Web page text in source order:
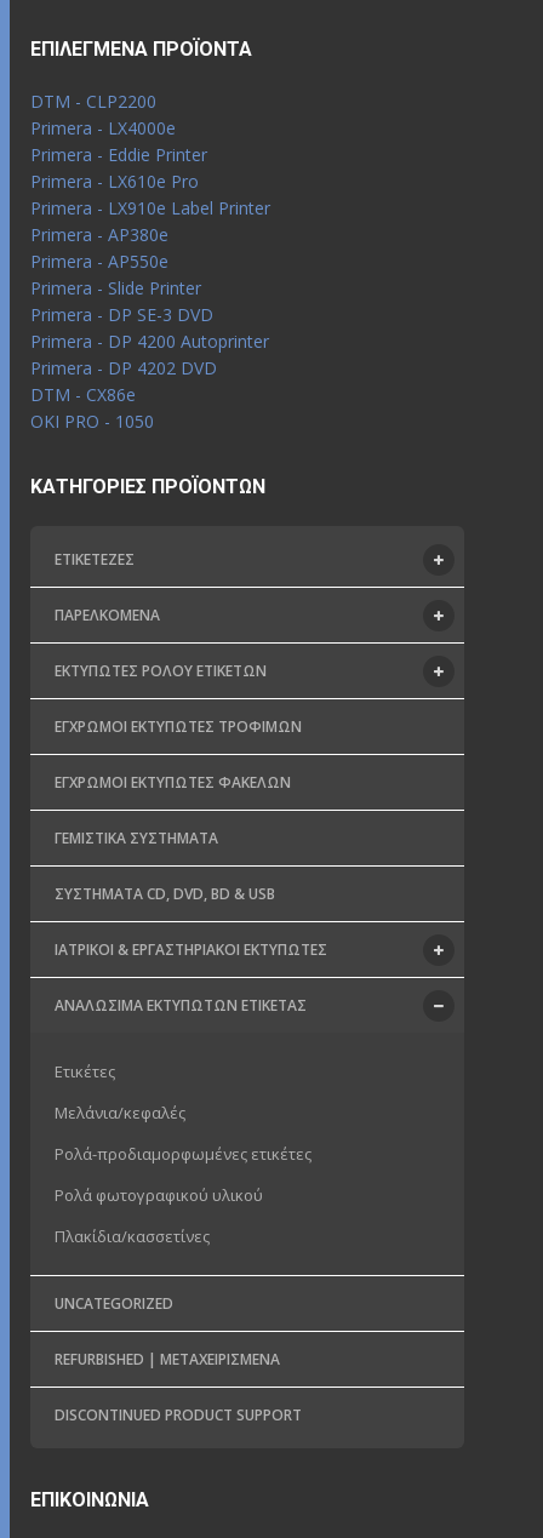
ΕΠΙΛΕΓΜΈΝΑ ΠΡΟΪΌΝΤΑ
DTM - CLP2200
Primera - LX4000e
Primera - Eddie Printer
Primera - LX610e Pro
Primera - LX910e Label Printer
Primera - AP380e
Primera - AP550e
Primera - Slide Printer
Primera - DP SE-3 DVD
Primera - DP 4200 Autoprinter
Primera - DP 4202 DVD
DTM - CX86e
OKI PRO - 1050
ΚΑΤΗΓΟΡΊΕΣ ΠΡΟΪΌΝΤΩΝ
ΕΤΙΚΕΤΈΖΕΣ
ΠΑΡΕΛΚΌΜΕΝΑ
ΕΚΤΥΠΩΤΈΣ ΡΟΛΟΎ ΕΤΙΚΕΤΏΝ
ΈΓΧΡΩΜΟΙ ΕΚΤΥΠΩΤΈΣ ΤΡΟΦΊΜΩΝ
ΈΓΧΡΩΜΟΙ ΕΚΤΥΠΩΤΈΣ ΦΑΚΈΛΩΝ
ΓΕΜΙΣΤΙΚΆ ΣΥΣΤΉΜΑΤΑ
ΣΥΣΤΉΜΑΤΑ CD, DVD, BD & USB
ΙΑΤΡΙΚΟΊ & ΕΡΓΑΣΤΗΡΙΑΚΟΊ ΕΚΤΥΠΩΤΈΣ
ΑΝΑΛΏΣΙΜΑ ΕΚΤΥΠΩΤΏΝ ΕΤΙΚΈΤΑΣ
Eτικέτες
Μελάνια/κεφαλές
Ρολά-προδιαμορφωμένες ετικέτες
Ρολά φωτογραφικού υλικού
Πλακίδια/κασσετίνες
UNCATEGORIZED
REFURBISHED | ΜΕΤΑΧΕΙΡΙΣΜΈΝΑ
DISCONTINUED PRODUCT SUPPORT
ΕΠΙΚΟΙΝΩΝΊΑ